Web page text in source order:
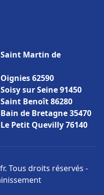
Martin de
62590
sur Seine 91450
Benoît 86280
de Bretagne 35470
Petit Quevilly 76140
Tous droits réservés -